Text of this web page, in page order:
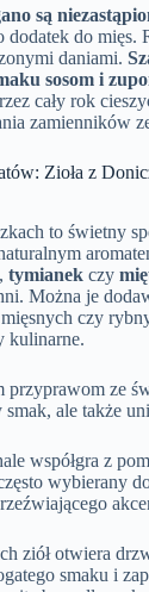
są
dodatek do mięs.
daniami.
sosom i
cały rok
zamienników
Zioła z
to świetny
, tymianek czy
Można je
czy
kulinarne.
ze
ale także
współgra z
wybierany
ziół otwiera
smaku i